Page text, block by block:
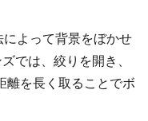
よって背景をぼかせ
では、絞りを開き、
離を長く取ることでボ